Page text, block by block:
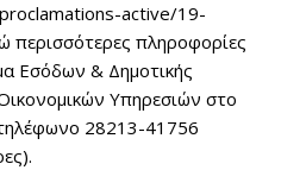
active/19-
πληροφορίες
Εσόδων & Δημοτικής
Υπηρεσιών στο
28213-41756